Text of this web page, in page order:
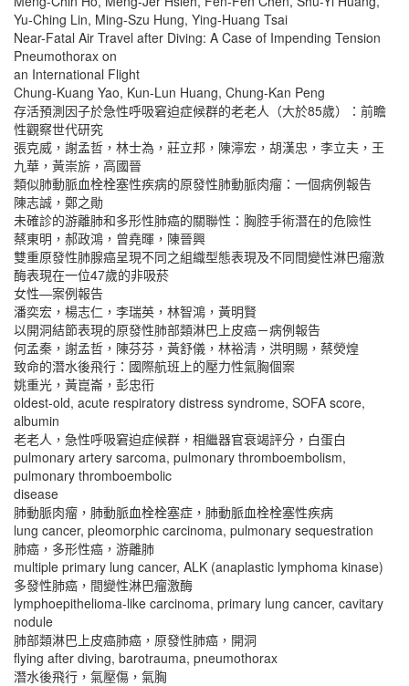
Yu-Ching Lin, Ming-Szu Hung, Ying-Huang Tsai
Near-Fatal Air Travel after Diving: A Case of Impending Tension
Pneumothorax on
an International Flight
Chung-Kuang Yao, Kun-Lun Huang, Chung-Kan Peng
存活預測因子於急性呼吸窘迫症候群的老老人（大於85歲）：前瞻
性觀察世代研究
張克威，謝孟哲，林士為，莊立邦，陳濘宏，胡漢忠，李立夫，王
九華，黃崇旂，高國晉
類似肺動脈血栓栓塞性疾病的原發性肺動脈肉瘤：一個病例報告
陳志誠，鄭之勛
未確診的游離肺和多形性肺癌的關聯性：胸腔手術潛在的危險性
蔡東明，郝政鴻，曾堯暉，陳晉興
雙重原發性肺腺癌呈現不同之組織型態表現及不同間變性淋巴瘤激
酶表現在一位47歲的非吸菸
女性—案例報告
潘奕宏，楊志仁，李瑞英，林智鴻，黃明賢
以開洞結節表現的原發性肺部類淋巴上皮癌－病例報告
何孟秦，謝孟哲，陳芬芬，黃舒儀，林裕清，洪明賜，蔡熒煌
致命的潛水後飛行：國際航班上的壓力性氣胸個案
姚重光，黃崑崙，彭忠衎
oldest-old, acute respiratory distress syndrome, SOFA score,
albumin
老老人，急性呼吸窘迫症候群，相繼器官衰竭評分，白蛋白
pulmonary artery sarcoma, pulmonary thromboembolism,
pulmonary thromboembolic
disease
肺動脈肉瘤，肺動脈血栓栓塞症，肺動脈血栓栓塞性疾病
lung cancer, pleomorphic carcinoma, pulmonary sequestration
肺癌，多形性癌，游離肺
multiple primary lung cancer, ALK (anaplastic lymphoma kinase)
多發性肺癌，間變性淋巴瘤激酶
lymphoepithelioma-like carcinoma, primary lung cancer, cavitary
nodule
肺部類淋巴上皮癌肺癌，原發性肺癌，開洞
flying after diving, barotrauma, pneumothorax
潛水後飛行，氣壓傷，氣胸